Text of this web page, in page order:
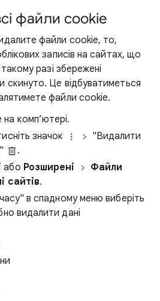
файли cookie
файли cookie, то,
записів на сайтах, що
разі збережені
скинуто. Це відбуватиметься
файли cookie.
комп’ютері.
значок
"Видалити
.
або Розширені
Файли
сайтів.
часу" в спадному меню виберіть
видалити дані